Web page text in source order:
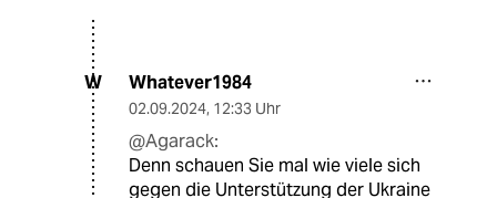
W Whatever1984
02.09.2024, 12:33 Uhr
@Agarack:
Denn schauen Sie mal wie viele sich
gegen die Unterstützung der Ukraine